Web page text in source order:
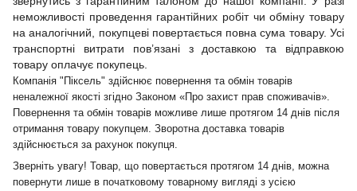
неможливості проведення гарантійних робіт чи обміну товару
на аналогічний, покупцеві повертається повна сума товару. Усі
транспортні витрати пов’язані з доставкою та відправкою
товару оплачує покупець.
Компанія "Піксель" здійснює повернення та обмін товарів
неналежної якості згідно Законом «Про захист прав споживачів».
Повернення та обмін товарів можливе лише протягом 14 днів після
отримання товару покупцем. Зворотна доставка товарів
здійснюється за рахунок покупця.
Зверніть увагу! Товар, що повертається протягом 14 днів, можна
повернути лише в початковому товарному вигляді з усією